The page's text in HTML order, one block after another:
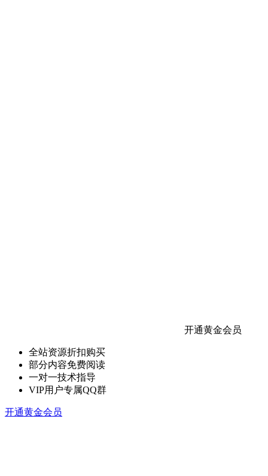
开通黄金会员
全站资源折扣购买
部分内容免费阅读
一对一技术指导
VIP用户专属QQ群
开通黄金会员